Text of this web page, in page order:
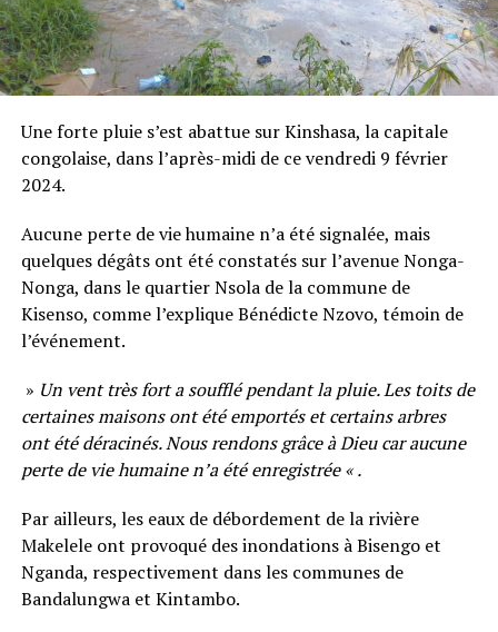
Une forte pluie s’est abattue sur Kinshasa, la capitale
congolaise, dans l’après-midi de ce vendredi 9 février
2024.
Aucune perte de vie humaine n’a été signalée, mais
quelques dégâts ont été constatés sur l’avenue Nonga-
Nonga, dans le quartier Nsola de la commune de
Kisenso, comme l’explique Bénédicte Nzovo, témoin de
l’événement.
» Un vent très fort a soufflé pendant la pluie. Les toits de
certaines maisons ont été emportés et certains arbres
ont été déracinés. Nous rendons grâce à Dieu car aucune
perte de vie humaine n’a été enregistrée « .
Par ailleurs, les eaux de débordement de la rivière
Makelele ont provoqué des inondations à Bisengo et
Nganda, respectivement dans les communes de
Bandalungwa et Kintambo.